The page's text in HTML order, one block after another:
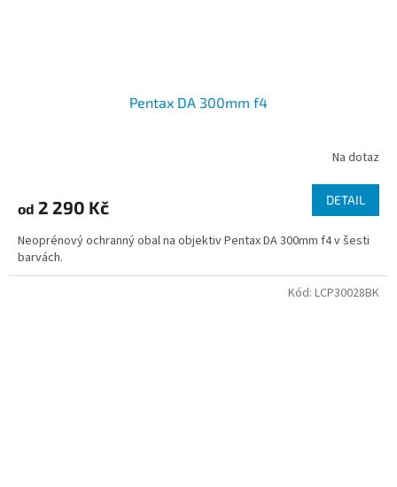
Pentax DA 300mm f4
Na dotaz
od 2 290 Kč DETAIL
Neoprénový ochranný obal na objektiv Pentax DA 300mm f4 v šesti
barvách.
Kód: LCP30028BK